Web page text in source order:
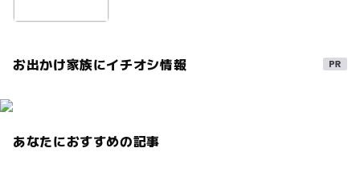
お出かけ家族にイチオシ情報
あなたにおすすめの記事